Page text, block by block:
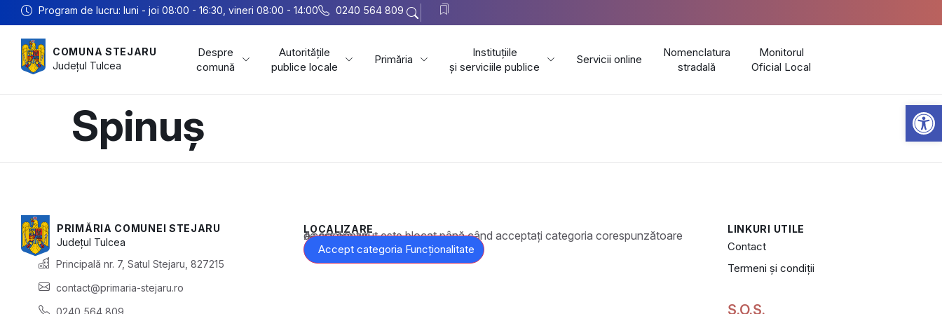
Program de lucru: luni - joi 08:00 - 16:30, vineri 08:00 - 14:00 0240 564 809
COMUNA STEJARU
Județul Tulcea
Despre
comună
Autoritățile
publice locale
Primăria
Instituțiile
și serviciile publice
Servicii online
Nomenclatura
stradală
Monitorul
Oficial Local
Spinuș
PRIMĂRIA COMUNEI STEJARU
Județul Tulcea
Principală nr. 7, Satul Stejaru, 827215
contact@primaria-stejaru.ro
0240 564 809
LOCALIZARE
Acest conținut este blocat până când acceptați categoria corespunzătoare de cookie-uri.
Accept categoria Funcționalitate
LINKURI UTILE
Contact
Termeni și condiții
S.O.S.